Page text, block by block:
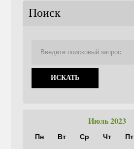
Поиск
Июль 2023
Пн Вт Ср Чт Пт